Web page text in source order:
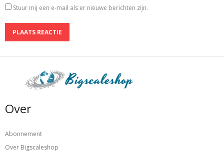
Stuur mij een e-mail als er nieuwe berichten zijn.
Over
Abonnement
Over Bigscaleshop